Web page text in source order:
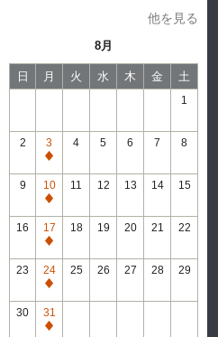
他を見る
8月
日 月 火 水 木 金 土
1
2
3
通
常
休
館
4 5 6 7 8
9
10
通
常
休
館
11 12 13 14 15
16
17
通
常
休
館
18 19 20 21 22
23
24
通
常
休
25 26 27 28 29
30
31
通